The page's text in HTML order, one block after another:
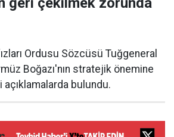
Ordusu Sözcüsü Tuğgeneral
Boğazı'nın stratejik önemine
bulundu.